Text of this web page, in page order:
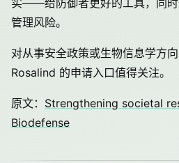
实——给防御者更好的工具，同
管理风险。
对从事安全政策或生物信息学方
Rosalind 的申请入口值得关注。
原文： Strengthening societal
Biodefense